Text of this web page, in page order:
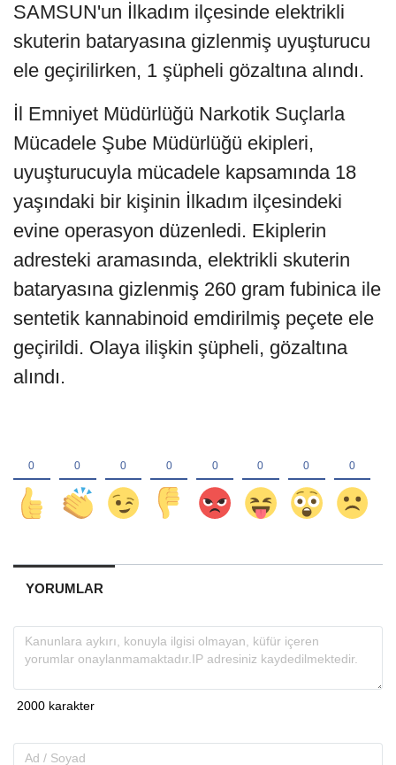
SAMSUN'un İlkadım ilçesinde elektrikli
skuterin bataryasına gizlenmiş uyuşturucu
ele geçirilirken, 1 şüpheli gözaltına alındı.
İl Emniyet Müdürlüğü Narkotik Suçlarla
Mücadele Şube Müdürlüğü ekipleri,
uyuşturucuyla mücadele kapsamında 18
yaşındaki bir kişinin İlkadım ilçesindeki
evine operasyon düzenledi. Ekiplerin
adresteki aramasında, elektrikli skuterin
bataryasına gizlenmiş 260 gram fubinica ile
sentetik kannabinoid emdirilmiş peçete ele
geçirildi. Olaya ilişkin şüpheli, gözaltına
alındı.
YORUMLAR